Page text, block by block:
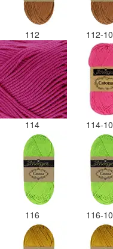
112 112-10
114 114-10
116 116-10